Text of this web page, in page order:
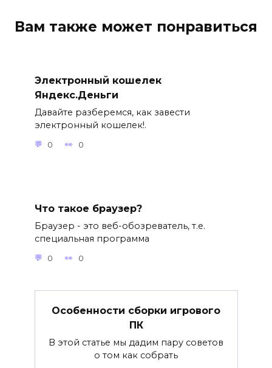
Вам также может понравиться
Электронный кошелек
Яндекс.Деньги
Давайте разберемся, как завести
электронный кошелек!.
0 0
Что такое браузер?
Браузер - это веб-обозреватель, т.е.
специальная программа
0 0
Особенности сборки игрового
ПК
В этой статье мы дадим пару советов
о том как собрать